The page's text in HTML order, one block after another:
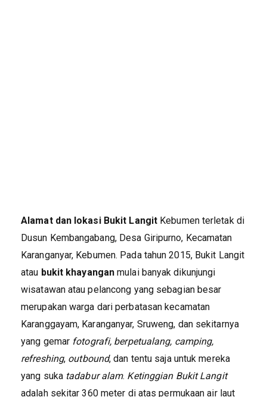
Alamat dan lokasi Bukit Langit Kebumen terletak di
Dusun Kembangabang, Desa Giripurno, Kecamatan
Karanganyar, Kebumen. Pada tahun 2015, Bukit Langit
atau bukit khayangan mulai banyak dikunjungi
wisatawan atau pelancong yang sebagian besar
merupakan warga dari perbatasan kecamatan
Karanggayam, Karanganyar, Sruweng, dan sekitarnya
yang gemar fotografi, berpetualang, camping,
refreshing, outbound, dan tentu saja untuk mereka
yang suka tadabur alam. Ketinggian Bukit Langit
adalah sekitar 360 meter di atas permukaan air laut